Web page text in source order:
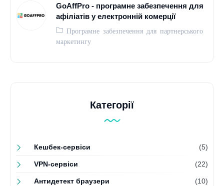
GoAffPro - програмне забезпечення для
афіліатів у електронній комерції
Програмне забезпечення для партнерського
маркетингу
Категорії
Кешбек-сервіси (5)
VPN-сервіси (22)
Антидетект браузери (10)